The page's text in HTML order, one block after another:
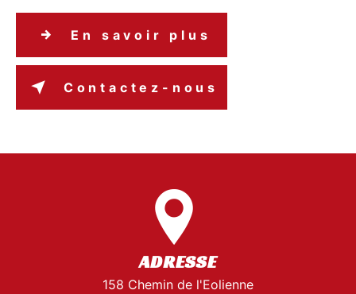
En savoir plus
Contactez-nous
ADRESSE
158 Chemin de l'Eolienne